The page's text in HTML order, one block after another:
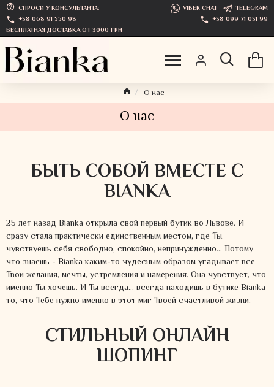
СПРОСИ У КОНСУЛЬТАНТА: VIBER CHAT
TELEGRAM
+38 068 91 550 98
+38 099 71 031 99
БЕСПЛАТНАЯ ДОСТАВКА ОТ 3000 ГРН
О нас
О нас
БЫТЬ СОБОЙ ВМЕСТЕ С
BIANKA
25 лет назад Bianka открыла свой первый бутик во Львове. И
сразу стала практически единственным местом, где Ты
чувствуешь себя свободно, спокойно, непринужденно… Потому
что знаешь - Bianka каким-то чудесным образом угадывает все
Твои желания, мечты, устремления и намерения. Она чувствует, что
именно Ты хочешь. И Ты всегда… всегда находишь в бутике Bianka
то, что Тебе нужно именно в этот миг Твоей счастливой жизни.
СТИЛЬНЫЙ ОНЛАЙН
ШОПИНГ